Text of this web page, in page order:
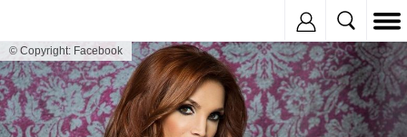
© Copyright: Facebook